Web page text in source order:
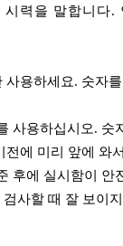
시력을 말합니
사용하세요. 숫자
사용하십시오. 숫
에 미리 앞에 와
후에 실시함이 안
사할 때 잘 보이